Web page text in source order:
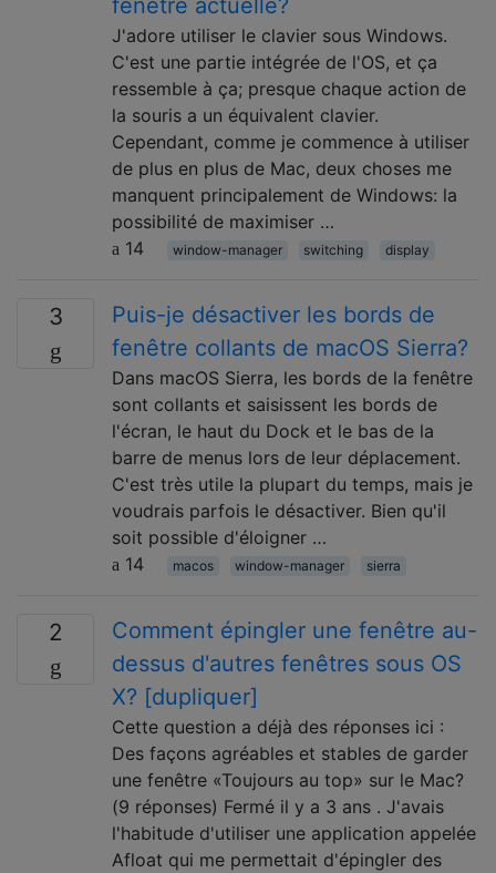
J'adore utiliser le clavier sous Windows.
C'est une partie intégrée de l'OS, et ça
ressemble à ça; presque chaque action de
la souris a un équivalent clavier.
Cependant, comme je commence à utiliser
de plus en plus de Mac, deux choses me
manquent principalement de Windows: la
possibilité de maximiser …
14
window-manager switching display
3
Puis-je désactiver les bords de
fenêtre collants de macOS Sierra?
Dans macOS Sierra, les bords de la fenêtre
sont collants et saisissent les bords de
l'écran, le haut du Dock et le bas de la
barre de menus lors de leur déplacement.
C'est très utile la plupart du temps, mais je
voudrais parfois le désactiver. Bien qu'il
soit possible d'éloigner …
14
macos window-manager sierra
2
Comment épingler une fenêtre au-
dessus d'autres fenêtres sous OS
X? [dupliquer]
Cette question a déjà des réponses ici :
Des façons agréables et stables de garder
une fenêtre «Toujours au top» sur le Mac?
(9 réponses) Fermé il y a 3 ans . J'avais
l'habitude d'utiliser une application appelée
Afloat qui me permettait d'épingler des